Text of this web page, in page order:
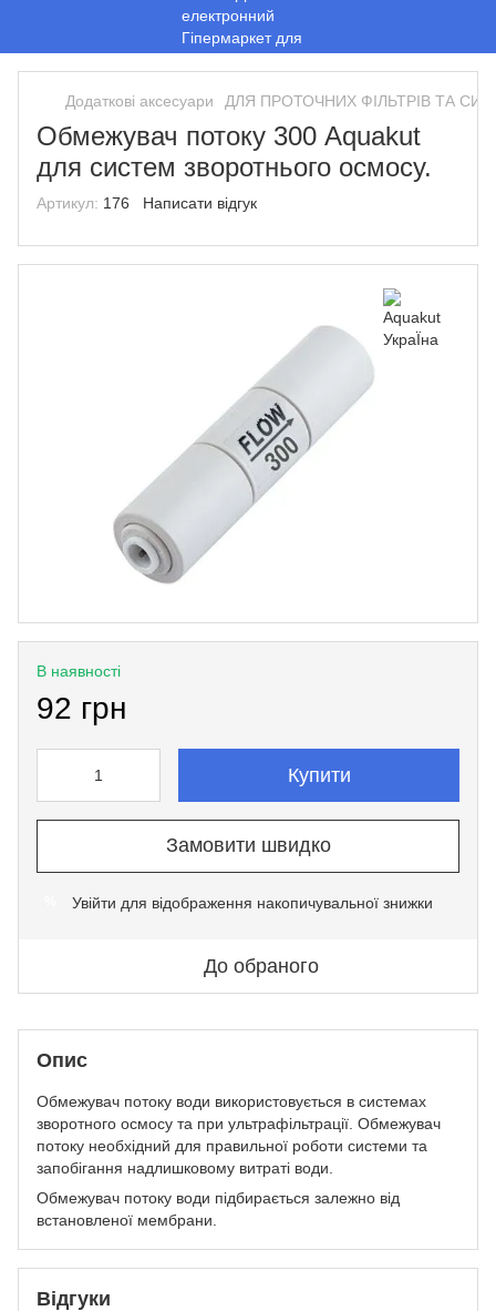
Додаткові аксесуари ДЛЯ ПРОТОЧНИХ ФІЛЬТРІВ ТА
Обмежувач потоку 300 Aquakut
для систем зворотнього осмосу.
Артикул: 176 Написати відгук
В наявності
92 грн
Купити
Замовити швидко
Увійти для відображення накопичувальної знижки
До обраного
Опис
Обмежувач потоку води використовується в системах
зворотного осмосу та при ультрафільтрації. Обмежувач
потоку необхідний для правильної роботи системи та
запобігання надлишковому витраті води.
Обмежувач потоку води підбирається залежно від
встановленої мембрани.
Відгуки